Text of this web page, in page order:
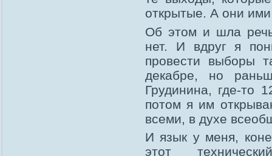
открытые. А они ими
Об этом и шла
нет. И вдруг я
провести выборы
декабре, но
Грудинина, где-то
потом я им
всеми, в духе
И язык у меня,
этот